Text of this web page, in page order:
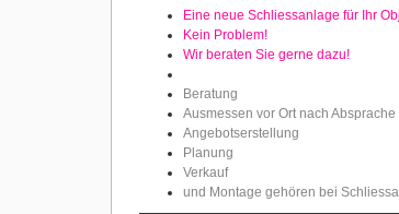
Eine neue Schliessanlage für Ihr
Kein Problem!
Wir beraten Sie gerne dazu!
Beratung
Ausmessen vor Ort nach Absprache
Angebotserstellung
Planung
Verkauf
und Montage gehören bei